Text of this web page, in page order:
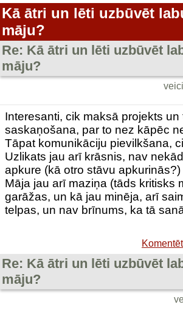
Kā ātri un lēti uzbūvēt
māju?
Re: Kā ātri un lēti uzbūvēt
māju?
Interesanti, cik maksā projekts un
saskaņošana, par to nez kāpēc
Tāpat komunikāciju pievilkšana,
Uzlikats jau arī krāsnis, nav
apkure (kā otro stāvu apkurinās?)
Māja jau arī maziņa (tāds kritisks
garāžas, un kā jau minēja, arī
telpas, un nav brīnums, ka tā
Re: Kā ātri un lēti uzbūvēt
māju?